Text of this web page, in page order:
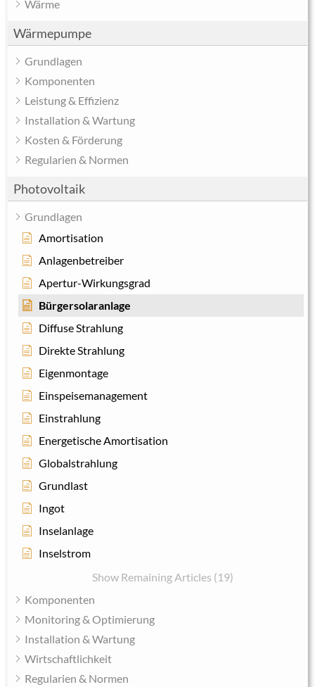
Wärme
Wärmepumpe
Grundlagen
Komponenten
Leistung & Effizienz
Installation & Wartung
Kosten & Förderung
Regularien & Normen
Photovoltaik
Grundlagen
Amortisation
Anlagenbetreiber
Apertur-Wirkungsgrad
Bürgersolaranlage
Diffuse Strahlung
Direkte Strahlung
Eigenmontage
Einspeisemanagement
Einstrahlung
Energetische Amortisation
Globalstrahlung
Grundlast
Ingot
Inselanlage
Inselstrom
Show Remaining Articles (19)
Komponenten
Monitoring & Optimierung
Installation & Wartung
Wirtschaftlichkeit
Regularien & Normen